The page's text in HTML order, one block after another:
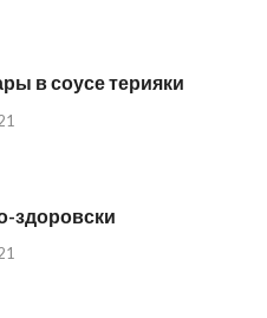
в соусе терияки
здоровски